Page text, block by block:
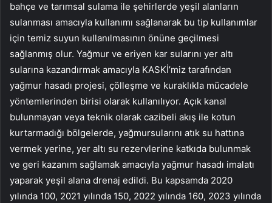
bahçe ve tarımsal sulama ile şehirlerde yeşil alanların
sulanması amacıyla kullanımı sağlanarak bu tip kullanımlar
için temiz suyun kullanılmasının önüne geçilmesi
sağlanmış olur. Yağmur ve eriyen kar sularını yer altı
sularına kazandırmak amacıyla KASKİ’miz tarafından
yağmur hasadı projesi, çölleşme ve kuraklıkla mücadele
yöntemlerinden birisi olarak kullanılıyor. Açık kanal
bulunmayan veya teknik olarak cazibeli akış ile kotun
kurtarmadığı bölgelerde, yağmursularını atık su hattına
vermek yerine, yer altı su rezervlerine katkıda bulunmak
ve geri kazanım sağlamak amacıyla yağmur hasadı imalatı
yaparak yeşil alana drenaj edildi. Bu kapsamda 2020
yılında 100, 2021 yılında 150, 2022 yılında 160, 2023 yılında